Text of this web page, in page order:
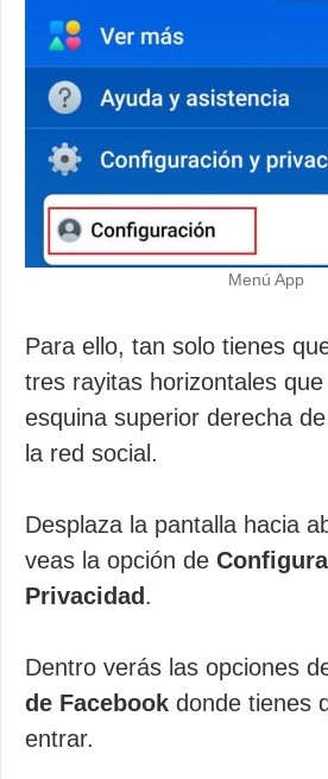
Menú App
Para ello, tan solo tienes
tres rayitas horizontales
esquina superior derecha
la red social.
Desplaza la pantalla hacia
veas la opción de
Privacidad .
Dentro verás las opciones
de Facebook donde tienes
entrar.